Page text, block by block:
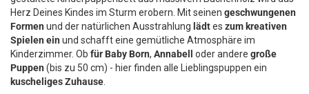
Herz Deines Kindes im Sturm erobern. Mit seinen geschwungenen
Formen und der natürlichen Ausstrahlung lädtes zum kreativen
Spielen ein und schafft eine gemütliche Atmosphäre im
Kinderzimmer. Ob für Baby Born, Annabell oder andere große
Puppen (bis zu 50 cm) - hier finden alle Lieblingspuppen ein
kuscheliges Zuhause